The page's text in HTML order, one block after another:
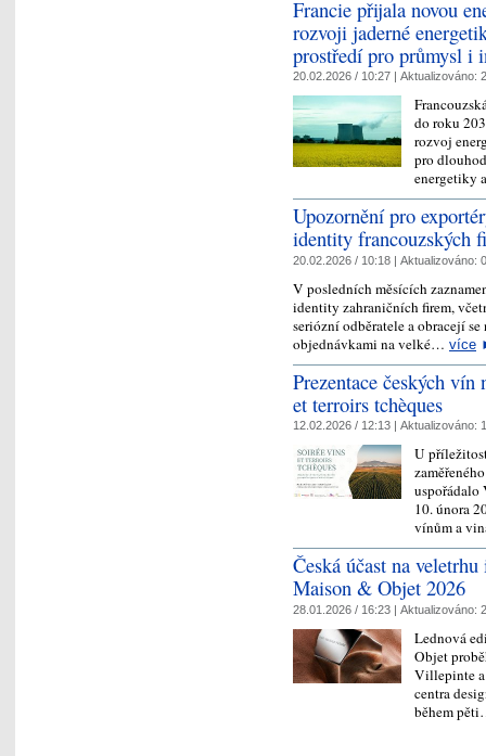
Francie přijala novou
rozvoji jaderné
prostředí pro průmysl i
20.02.2026 / 10:27 | Aktualizováno:
do roku
rozvoj
pro
Upozornění pro
identity francouzských
20.02.2026 / 10:18 | Aktualizováno:
V posledních měsících
identity zahraničních firem,
seriózní odběratele a obracejí
objednávkami na velké… více
Prezentace českých
et terroirs tchèques
12.02.2026 / 12:13 | Aktualizováno:
U
uspořádalo
10. února
vínům a
Česká účast na
Maison & Objet 2026
28.01.2026 / 16:23 | Aktualizováno:
Lednová
Objet
Villepinte
centra
během